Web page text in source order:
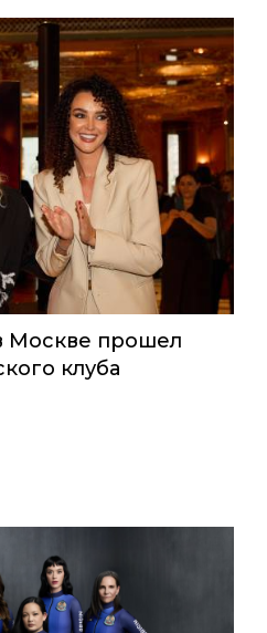
Москве прошел
клуба